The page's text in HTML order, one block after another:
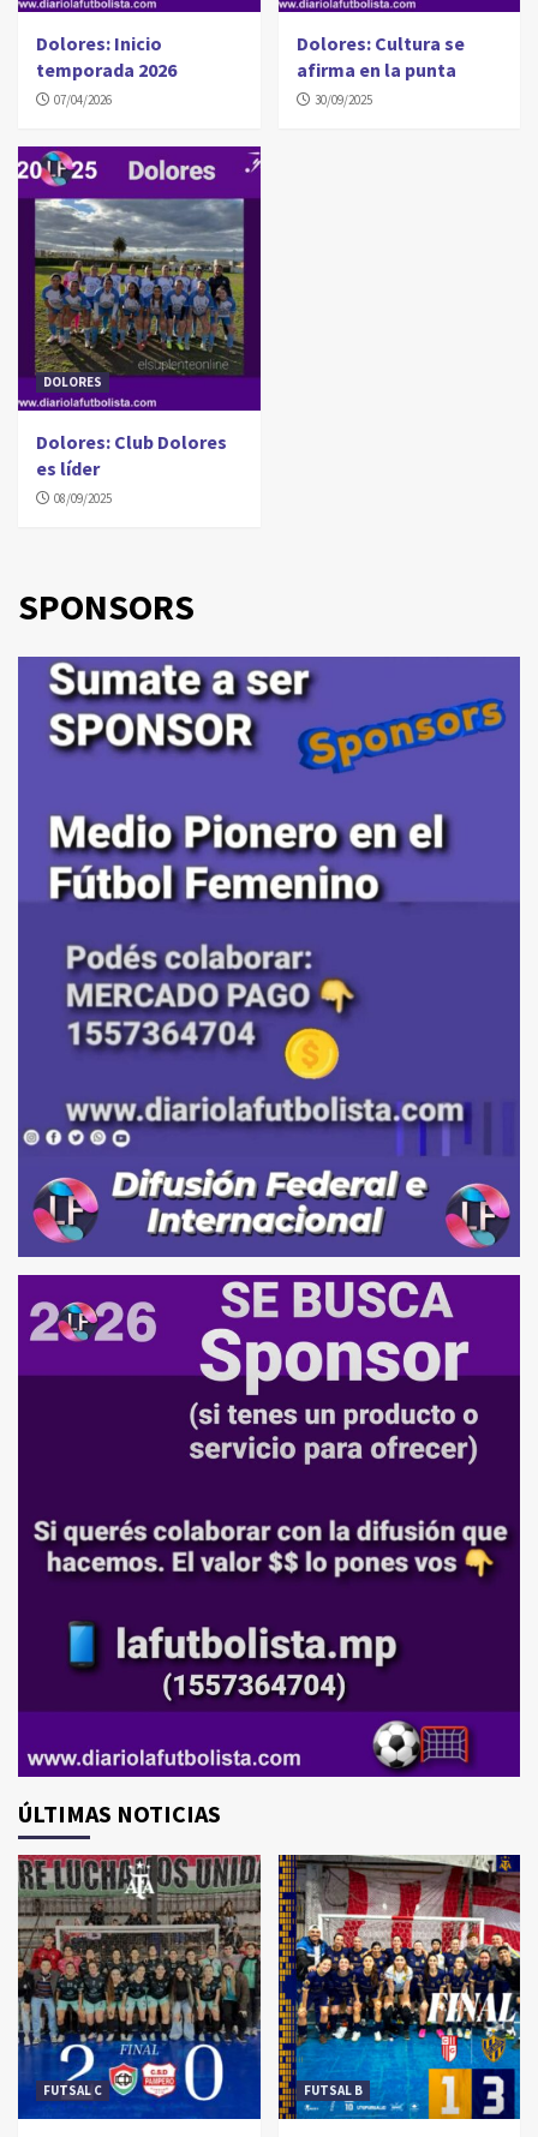
Dolores: Inicio
temporada 2026
07/04/2026
Dolores: Cultura se
afirma en la punta
30/09/2025
DOLORES
Dolores: Club Dolores
es líder
08/09/2025
SPONSORS
ÚLTIMAS NOTICIAS
FUTSAL C FUTSAL B